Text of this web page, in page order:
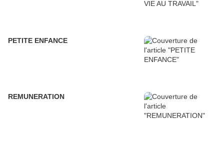
PETITE ENFANCE
REMUNERATION